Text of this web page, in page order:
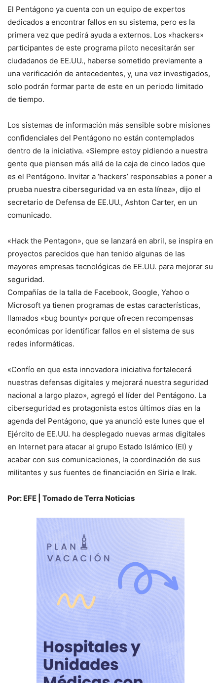
El Pentágono ya cuenta con un equipo de expertos
dedicados a encontrar fallos en su sistema, pero es la
primera vez que pedirá ayuda a externos. Los «hackers»
participantes de este programa piloto necesitarán ser
ciudadanos de EE.UU., haberse sometido previamente a
una verificación de antecedentes, y, una vez investigados,
solo podrán formar parte de este en un periodo limitado
de tiempo.
Los sistemas de información más sensible sobre misiones
confidenciales del Pentágono no están contemplados
dentro de la iniciativa. «Siempre estoy pidiendo a nuestra
gente que piensen más allá de la caja de cinco lados que
es el Pentágono. Invitar a ‘hackers’ responsables a poner a
prueba nuestra ciberseguridad va en esta línea», dijo el
secretario de Defensa de EE.UU., Ashton Carter, en un
comunicado.
«Hack the Pentagon», que se lanzará en abril, se inspira en
proyectos parecidos que han tenido algunas de las
mayores empresas tecnológicas de EE.UU. para mejorar su
seguridad.
Compañías de la talla de Facebook, Google, Yahoo o
Microsoft ya tienen programas de estas características,
llamados «bug bounty» porque ofrecen recompensas
económicas por identificar fallos en el sistema de sus
redes informáticas.
«Confío en que esta innovadora iniciativa fortalecerá
nuestras defensas digitales y mejorará nuestra seguridad
nacional a largo plazo», agregó el líder del Pentágono. La
ciberseguridad es protagonista estos últimos días en la
agenda del Pentágono, que ya anunció este lunes que el
Ejército de EE.UU. ha desplegado nuevas armas digitales
en Internet para atacar al grupo Estado Islámico (EI) y
acabar con sus comunicaciones, la coordinación de sus
militantes y sus fuentes de financiación en Siria e Irak.
Por: EFE | Tomado de Terra Noticias